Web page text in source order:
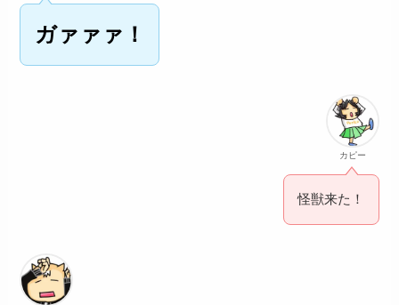
ガァァァ！
カピー
怪獣来た！